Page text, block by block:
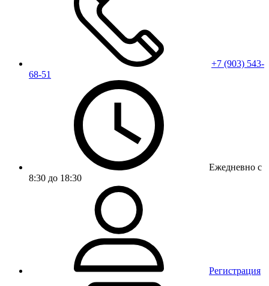
+7 (903) 543-
68-51
Ежедневно с
8:30 до 18:30
Регистрация